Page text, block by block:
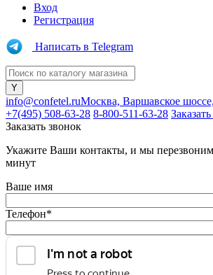
Вход
Регистрация
Написать в Telegram
info@confetel.ruМосква, Варшавское
+7(495) 508-63-28 8-800-511-63-28
Заказать звонок
Укажите Ваши контакты, и мы
минут
Ваше имя
Телефон*